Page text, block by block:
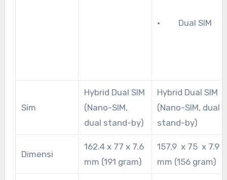
· Dual SIM
Sim
Hybrid Dual SIM
(Nano-SIM,
dual stand-by)
Hybrid Dual SIM
(Nano-SIM, dual
stand-by)
Dimensi
162.4 x 77 x 7.6
mm (191 gram)
157,9 x 75 x 7.9
mm (156 gram)